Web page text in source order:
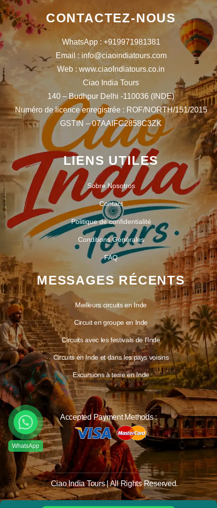
CONTACTEZ-NOUS
WhatsApp : +919971981381
Email : info@ciaoindiatours.com
Web : www.ciaoIndiatours.co.in
Ciao India Tours
140 – Budhpur Delhi -110036 (INDE)
Numéro de licence enregistrée : ROF/NORTH/151/2015
GSTIN – 07AAIFC2858C3ZK
LIENS UTILES
Sobre Nosotros
Contact
Politique de confidentialité
Conditions Générales
FAQ
MESSAGES RÉCENTS
Meilleurs circuits en Inde
Circuit en groupe en Inde
Circuits avec les festivals de l’Inde
Circuits en Inde et dans les pays voisins
Excursions à terre en Inde
Accepted Payment Methods :
Ciao India Tours | All Rights Reserved.